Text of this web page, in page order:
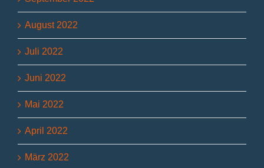
August 2022
Juli 2022
Juni 2022
Mai 2022
April 2022
März 2022